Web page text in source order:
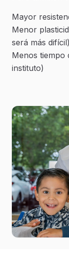
Mayor
Menor
será más difícil)
Menos tiempo
instituto)